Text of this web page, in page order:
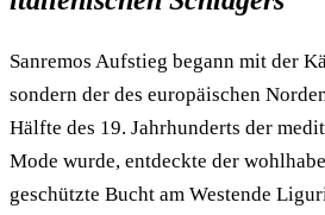
Sanremos Aufstieg begann mit der
sondern der des europäischen
Hälfte des 19. Jahrhunderts der
Mode wurde, entdeckte der
geschützte Bucht am Westende